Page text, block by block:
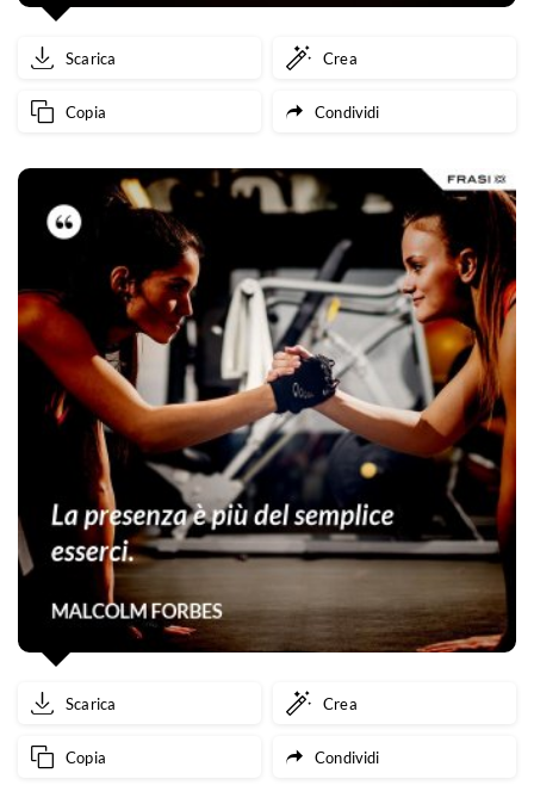
Scarica Crea
Copia Condividi
Scarica Crea
Copia Condividi